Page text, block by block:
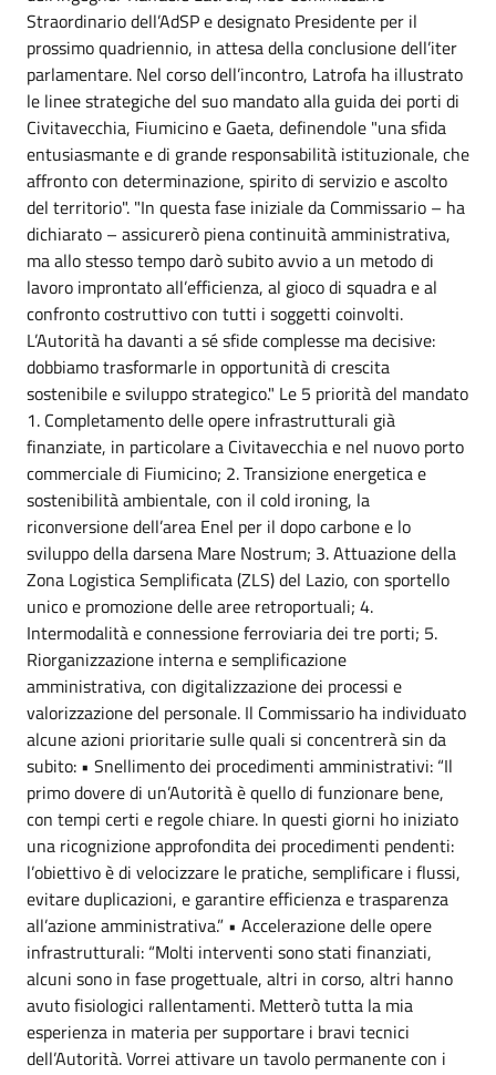
Straordinario dell’AdSP e designato Presidente per il
prossimo quadriennio, in attesa della conclusione dell’iter
parlamentare. Nel corso dell’incontro, Latrofa ha illustrato
le linee strategiche del suo mandato alla guida dei porti di
Civitavecchia, Fiumicino e Gaeta, definendole "una sfida
entusiasmante e di grande responsabilità istituzionale, che
affronto con determinazione, spirito di servizio e ascolto
del territorio". "In questa fase iniziale da Commissario – ha
dichiarato – assicurerò piena continuità amministrativa,
ma allo stesso tempo darò subito avvio a un metodo di
lavoro improntato all’efficienza, al gioco di squadra e al
confronto costruttivo con tutti i soggetti coinvolti.
L’Autorità ha davanti a sé sfide complesse ma decisive:
dobbiamo trasformarle in opportunità di crescita
sostenibile e sviluppo strategico." Le 5 priorità del mandato
1. Completamento delle opere infrastrutturali già
finanziate, in particolare a Civitavecchia e nel nuovo porto
commerciale di Fiumicino; 2. Transizione energetica e
sostenibilità ambientale, con il cold ironing, la
riconversione dell’area Enel per il dopo carbone e lo
sviluppo della darsena Mare Nostrum; 3. Attuazione della
Zona Logistica Semplificata (ZLS) del Lazio, con sportello
unico e promozione delle aree retroportuali; 4.
Intermodalità e connessione ferroviaria dei tre porti; 5.
Riorganizzazione interna e semplificazione
amministrativa, con digitalizzazione dei processi e
valorizzazione del personale. Il Commissario ha individuato
alcune azioni prioritarie sulle quali si concentrerà sin da
subito: • Snellimento dei procedimenti amministrativi: “Il
primo dovere di un’Autorità è quello di funzionare bene,
con tempi certi e regole chiare. In questi giorni ho iniziato
una ricognizione approfondita dei procedimenti pendenti:
l’obiettivo è di velocizzare le pratiche, semplificare i flussi,
evitare duplicazioni, e garantire efficienza e trasparenza
all’azione amministrativa.” • Accelerazione delle opere
infrastrutturali: “Molti interventi sono stati finanziati,
alcuni sono in fase progettuale, altri in corso, altri hanno
avuto fisiologici rallentamenti. Metterò tutta la mia
esperienza in materia per supportare i bravi tecnici
dell’Autorità. Vorrei attivare un tavolo permanente con i